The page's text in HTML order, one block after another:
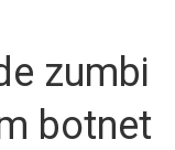
zumbi
botnet